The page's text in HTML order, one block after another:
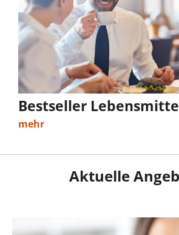
Bestseller
mehr
Aktuelle